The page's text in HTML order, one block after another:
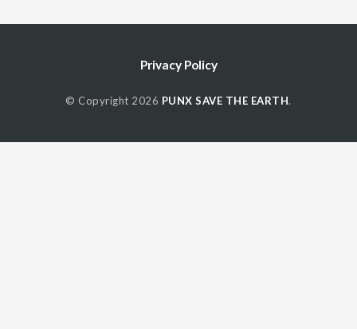
Privacy Policy
© Copyright 2026 PUNX SAVE THE EARTH.